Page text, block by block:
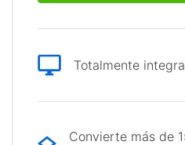
Totalmente
Convierte más de